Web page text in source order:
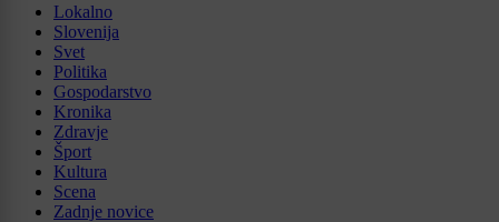
Lokalno
Slovenija
Svet
Politika
Gospodarstvo
Kronika
Zdravje
Šport
Kultura
Scena
Zadnje novice